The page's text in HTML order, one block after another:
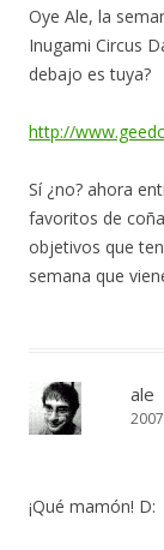
Oye Ale, la
Inugami Circus
debajo es tuya?
http://
Sí ¿no? ahora
favoritos de
objetivos que
semana que
ale
¡Qué mamón! D: